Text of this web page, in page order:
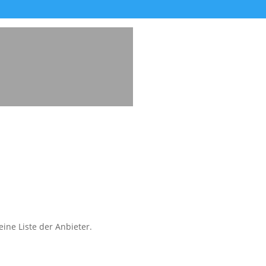
Liste der Anbieter.